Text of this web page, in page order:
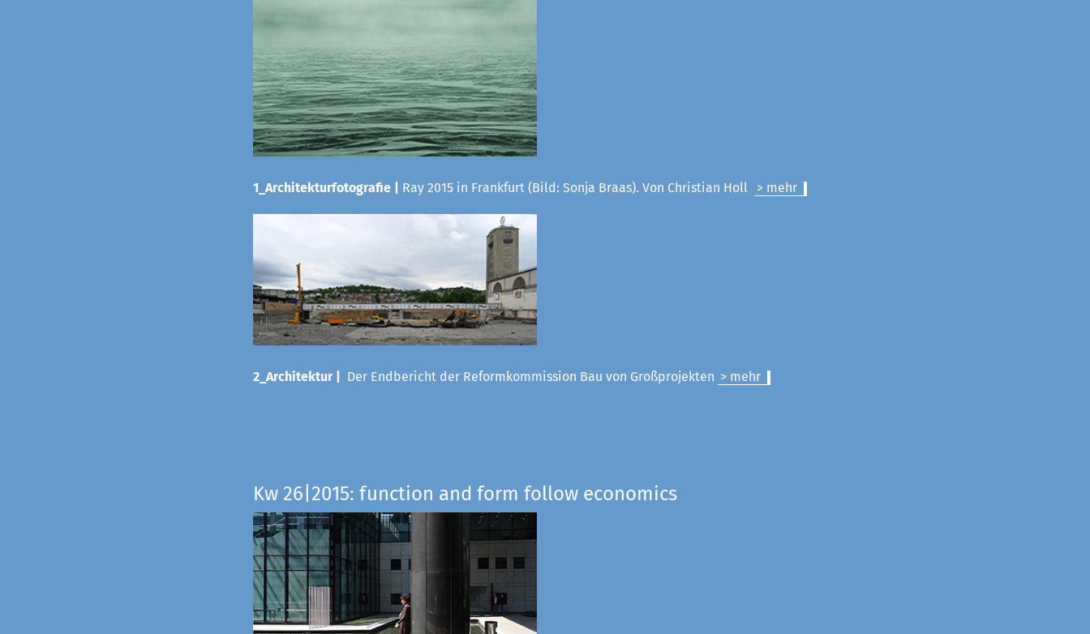
1_Architekturfotografie | Ray 2015 in Frankfurt (Bild: Sonja Braas). Von Christian Holl > mehr
2_Architektur | Der Endbericht der Reformkommission Bau von Großprojekten > mehr
Kw 26|2015: function and form follow economics